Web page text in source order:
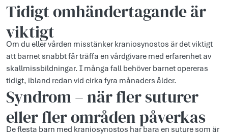
Tidigt omhändertagande är
viktigt
Om du eller vården misstänker kraniosynostos är det viktigt
att barnet snabbt får träffa en vårdgivare med erfarenhet av
skallmissbildningar. I många fall behöver barnet opereras
tidigt, ibland redan vid cirka fyra månaders ålder.
Syndrom – när fler suturer
eller fler områden påverkas
De flesta barn med kraniosynostos har bara en suture som är